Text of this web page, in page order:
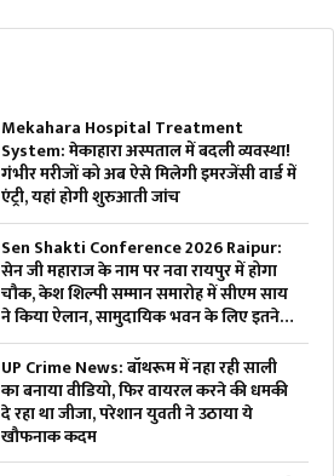
Mekahara Hospital Treatment
System: मेकाहारा अस्पताल में बदली व्यवस्था!
गंभीर मरीजों को अब ऐसे मिलेगी इमरजेंसी वार्ड में
एंट्री, यहां होगी शुरुआती जांच
Sen Shakti Conference 2026 Raipur:
सेन जी महाराज के नाम पर नवा रायपुर में होगा
चौक, केश शिल्पी सम्मान समारोह में सीएम साय
ने किया ऐलान, सामुदायिक भवन के लिए इतने
लाख रुपए देगी सरकार
UP Crime News: बॉथरूम में नहा रही साली
का बनाया वीडियो, फिर वायरल करने की धमकी
दे रहा था जीजा, परेशान युवती ने उठाया ये
खौफनाक कदम